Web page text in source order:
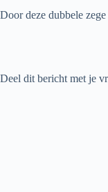
Door deze dubbele
Deel dit bericht met je